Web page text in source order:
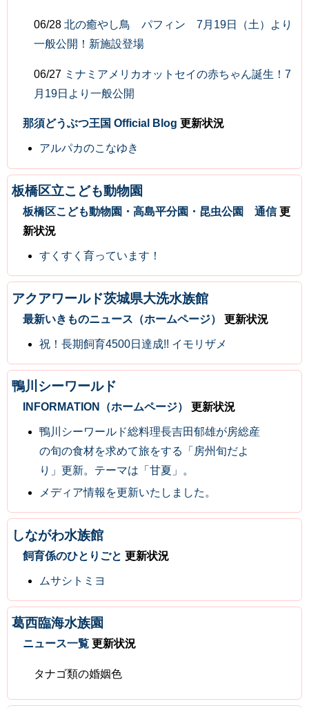
06/28北の癒やし鳥 パフィン 7月19日（土）より
一般公開！新施設登場
06/27 ミナミアメリカオットセイの赤ちゃん誕生！7
月19日より一般公開
那須どうぶつ王国 Official Blog 更新状況
アルパカのこなゆき
板橋区立こども動物園
板橋区こども動物園・高島平分園・昆虫公園 通信更
新状況
すくすく育っています！
アクアワールド茨城県大洗水族館
最新いきものニュース（ホームページ） 更新状況
祝！長期飼育4500日達成!! イモリザメ
鴨川シーワールド
INFORMATION（ホームページ） 更新状況
鴨川シーワールド総料理長吉田郁雄が房総産
の旬の食材を求めて旅をする「房州旬だよ
り」更新。テーマは「甘夏」。
メディア情報を更新いたしました。
しながわ水族館
飼育係のひとりごと 更新状況
ムサシトミヨ
葛西臨海水族園
ニュース一覧 更新状況
タナゴ類の婚姻色